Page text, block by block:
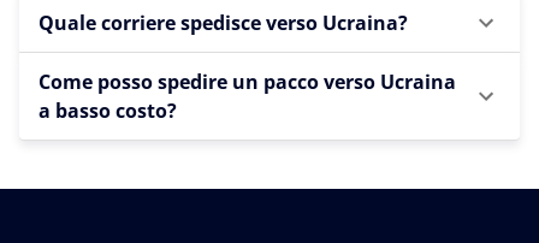
Quale corriere spedisce verso Ucraina?
Come posso spedire un pacco verso Ucraina
a basso costo?